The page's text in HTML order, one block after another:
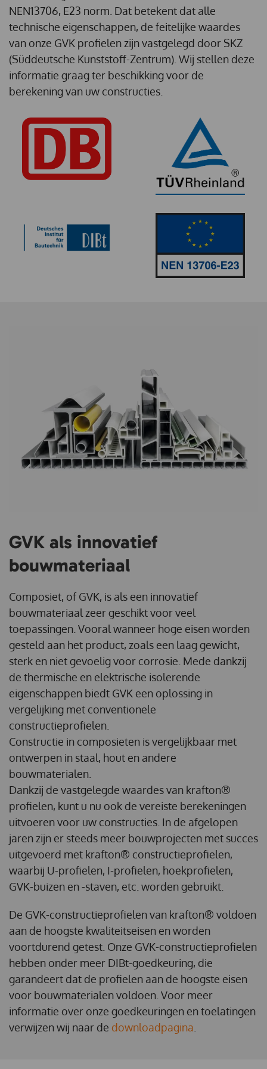
NEN13706, E23 norm. Dat betekent dat alle
technische eigenschappen, de feitelijke waardes
van onze GVK profielen zijn vastgelegd door SKZ
(Süddeutsche Kunststoff-Zentrum). Wij stellen deze
informatie graag ter beschikking voor de
berekening van uw constructies.
GVK als innovatief
bouwmateriaal
Composiet, of GVK, is als een innovatief
bouwmateriaal zeer geschikt voor veel
toepassingen. Vooral wanneer hoge eisen worden
gesteld aan het product, zoals een laag gewicht,
sterk en niet gevoelig voor corrosie. Mede dankzij
de thermische en elektrische isolerende
eigenschappen biedt GVK een oplossing in
vergelijking met conventionele
constructieprofielen.
Constructie in composieten is vergelijkbaar met
ontwerpen in staal, hout en andere
bouwmaterialen.
Dankzij de vastgelegde waardesvan krafton®
profielen, kunt u nu ook de vereiste berekeningen
uitvoeren voor uw constructies. In de afgelopen
jaren zijn er steeds meer bouwprojecten met succes
uitgevoerd met krafton® constructieprofielen,
waarbij U-profielen, I-profielen, hoekprofielen,
GVK-buizen en -staven, etc. worden gebruikt.
De GVK-constructieprofielen van krafton® voldoen
aan de hoogste kwaliteitseisen en worden
voortdurend getest. Onze GVK-constructieprofielen
hebben onder meer DIBt-goedkeuring, die
garandeert dat de profielen aan de hoogste eisen
voor bouwmaterialen voldoen. Voor meer
informatie over onze goedkeuringen en toelatingen
verwijzen wij naar de downloadpagina